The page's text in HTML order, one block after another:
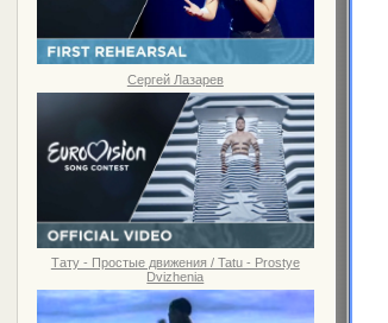
Сергей Лазарев
Тату - Простые движения / Tatu - Prostye
Dvizhenia